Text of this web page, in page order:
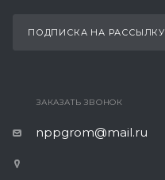
ПОДПИСКА НА РАССЫЛКУ
ЗАКАЗАТЬ ЗВОНОК
nppgrom@mail.ru